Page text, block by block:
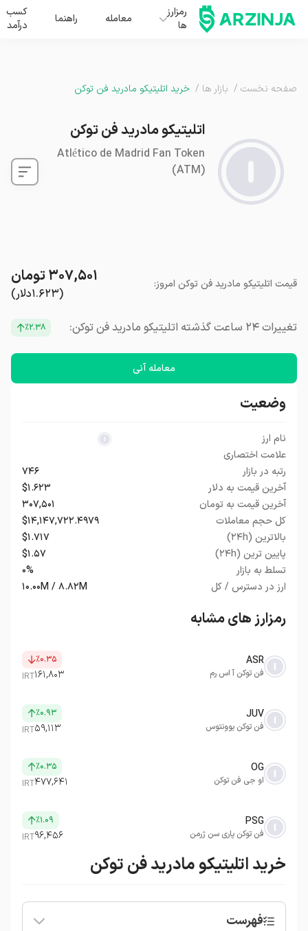
رمزارز
ها
معامله راهنما
کسب
درآمد
صفحه نخست / بازار ها / خرید اتلیتیکو مادرید فن توکن
اتلیتیکو مادرید فن توکن
Atlético de Madrid Fan Token
(ATM)
قیمت اتلیتیکو مادرید فن توکن امروز:
(۱.۶۲۳دلار)
۳۰۷,۵۰۱تومان
تغییرات ۲۴ ساعت گذشته اتلیتیکو مادرید فن توکن: ٪۲.۳۸
معامله آنی
خرید اتلیتیکو مادرید فن توکن
فهرست
وضعیت
نام ارز
علامت اختصاری
رتبه در بازار
۷۴۶
آخرین قیمت به دلار
$۱.۶۲۳
آخرین قیمت به تومان
۳۰۷,۵۰۱
کل حجم معاملات
$۱۴,۱۴۷,۷۲۲.۴۹۷۹
بالاترین (۲۴h)
$۱.۷۱۷
پایین ترین (۲۴h)
$۱.۵۷
تسلط به بازار
۰%
ارز در دسترس / کل
۱۰.۰۰M / ۸.۸۲M
رمزارز های مشابه
ASR
فن توکن آ اس رم
٪۰.۳۵
۱۶۱,۸۰۳IRT
JUV
فن توکن یوونتوس
٪۰.۹۳
۵۹,۱۱۳IRT
OG
او جی فن توکن
٪۰.۳۵
۴۷۷,۶۴۱IRT
PSG
فن توکن پاری سن ژرمن
٪۱.۰۹
۹۶,۴۵۶IRT